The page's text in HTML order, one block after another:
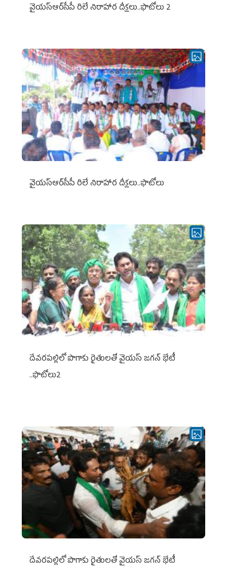
వైయ‌స్ఆర్‌సీపీ రిలే నిరాహార దీక్షలు..ఫొటోలు 2
వైయ‌స్ఆర్‌సీపీ రిలే నిరాహార దీక్షలు..ఫొటోలు
దేవరపల్లిలో పొగాకు రైతులతో వైయస్ జగన్ భేటీ
..ఫొటోలు2
దేవరపల్లిలో పొగాకు రైతులతో వైయస్ జగన్ భేటీ